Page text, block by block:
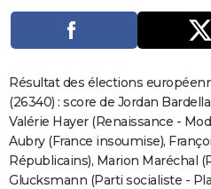
Dictionnaire
Biographies
Expressions
Proverbes
PROGRAMME TV
S'inscrire
Se connecter
Lycées
Collèges
Primaires
Universités
Entreprises
Service militaire
Avis de recherche
AVIS DE DÉCÈS
FORUM
Bricolage
Lifestyle
Culture
SportAuto
Television
Voyage
Cinema
Résultat des élections
(26340) : score de Jordan
Valérie Hayer (Renaissance -
Aubry (France insoumise),
Républicains), Marion Maréchal
Glucksmann (Parti socialiste -